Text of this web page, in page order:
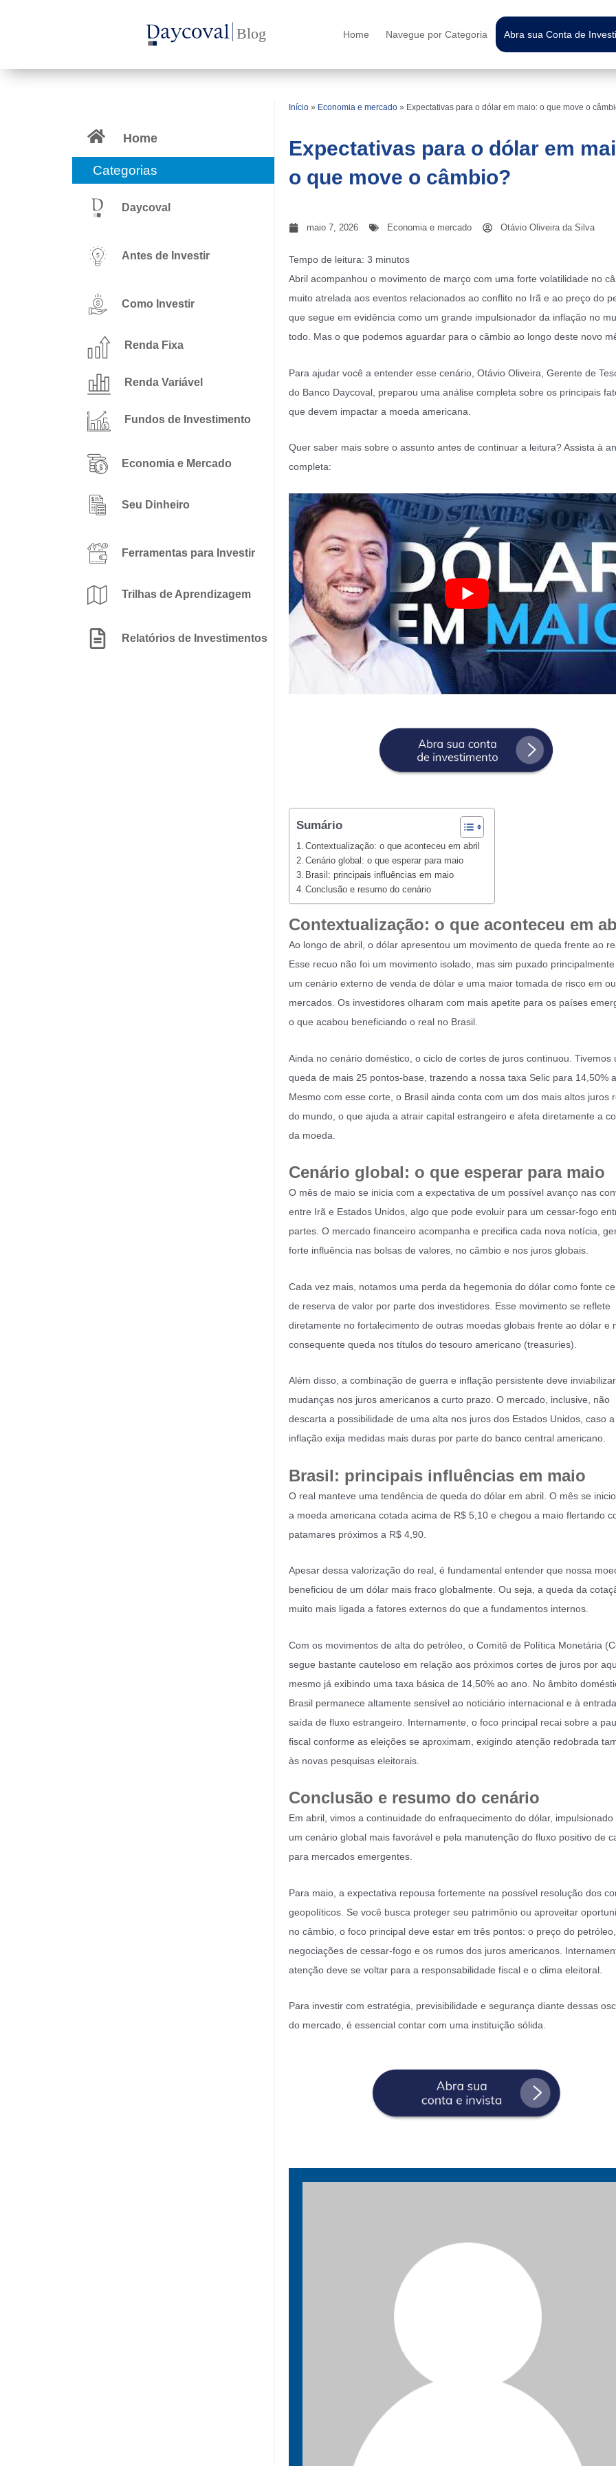
Home Navegue por Categoria Abra sua Conta de
Home
Categorias
Daycoval
Antes de Investir
Como Investir
Renda Fixa
Renda Variável
Fundos de Investimento
Economia e Mercado
Seu Dinheiro
Ferramentas para Investir
Trilhas de Aprendizagem
Relatórios de Investimentos
Início» Economia e mercado» Expectativas para o dólar em maio: o que move o
Expectativas para o dólar em
o que move o câmbio?
maio 7, 2026 Economia e mercado Otávio Oliveira da Silva
Tempo de leitura: 3 minutos
Abril acompanhou o movimento de março com uma forte volatilidade no
muito atrelada aos eventos relacionados ao conflito no Irã e ao preço do
que segue em evidência como um grande impulsionador da inflação no
todo. Mas o que podemos aguardar para o câmbio ao longo deste novo
Para ajudar você a entender esse cenário, Otávio Oliveira, Gerente de
do Banco Daycoval, preparou uma análise completa sobre os principais
que devem impactar a moeda americana.
Quer saber mais sobre o assunto antes de continuar a leitura? Assista à
completa:
Sumário
Contextualização: o que aconteceu em abril
Cenário global: o que esperar para maio
Brasil: principais influências em maio
Conclusão e resumo do cenário
Contextualização: o que aconteceu em
Ao longo de abril, o dólar apresentou um movimento de queda frente ao
Esse recuo não foi um movimento isolado, mas sim puxado
um cenário externo de venda de dólar e uma maior tomada de risco em
mercados. Os investidores olharam com mais apetite para os países
o que acabou beneficiando o real no Brasil.
Ainda no cenário doméstico, o ciclo de cortes de juros continuou. Tivemos
queda de mais 25 pontos-base, trazendo a nossa taxa Selic para 14,50%
Mesmo com esse corte, o Brasil ainda conta com um dos mais altos juros
do mundo, o que ajuda a atrair capital estrangeiro e afeta diretamente a
da moeda.
Cenário global: o que esperar para maio
O mês de maio se inicia com a expectativa de um possível avanço nas
entre Irã e Estados Unidos, algo que pode evoluir para um cessar-fogo
partes. O mercado financeiro acompanha e precifica cada nova notícia,
forte influência nas bolsas de valores, no câmbio e nos juros globais.
Cada vez mais, notamos uma perda da hegemonia do dólar como fonte
de reserva de valor por parte dos investidores. Esse movimento se reflete
diretamente no fortalecimento de outras moedas globais frente ao dólar e
consequente queda nos títulos do tesouro americano (treasuries).
Além disso, a combinação de guerra e inflação persistente deve inviabilizar
mudanças nos juros americanos a curto prazo. O mercado, inclusive, não
descarta a possibilidade de uma alta nos juros dos Estados Unidos, caso a
inflação exija medidas mais duras por parte do banco central americano.
Brasil: principais influências em maio
O real manteve uma tendência de queda do dólar em abril. O mês se
a moeda americana cotada acima de R$ 5,10 e chegou a maio flertando
patamares próximos a R$ 4,90.
Apesar dessa valorização do real, é fundamental entender que nossa
beneficiou de um dólar mais fraco globalmente. Ou seja, a queda da
muito mais ligada a fatores externos do que a fundamentos internos.
Com os movimentos de alta do petróleo, o Comitê de Política Monetária
segue bastante cauteloso em relação aos próximos cortes de juros por
mesmo já exibindo uma taxa básica de 14,50% ao ano. No âmbito
Brasil permanece altamente sensível ao noticiário internacional e à
saída de fluxo estrangeiro. Internamente, o foco principal recai sobre a
fiscal conforme as eleições se aproximam, exigindo atenção redobrada
às novas pesquisas eleitorais.
Conclusão e resumo do cenário
Em abril, vimos a continuidade do enfraquecimento do dólar, impulsionado
um cenário global mais favorável e pela manutenção do fluxo positivo de
para mercados emergentes.
Para maio, a expectativa repousa fortemente na possível resolução dos
geopolíticos. Se você busca proteger seu patrimônio ou aproveitar
no câmbio, o foco principal deve estar em três pontos: o preço do
negociações de cessar-fogo e os rumos dos juros americanos.
atenção deve se voltar para a responsabilidade fiscal e o clima eleitoral.
Para investir com estratégia, previsibilidade e segurança diante dessas
do mercado, é essencial contar com uma instituição sólida.